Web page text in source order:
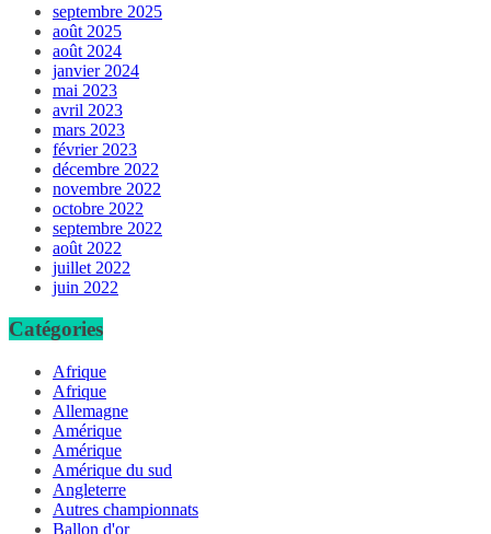
septembre 2025
août 2025
août 2024
janvier 2024
mai 2023
avril 2023
mars 2023
février 2023
décembre 2022
novembre 2022
octobre 2022
septembre 2022
août 2022
juillet 2022
juin 2022
Catégories
Afrique
Afrique
Allemagne
Amérique
Amérique
Amérique du sud
Angleterre
Autres championnats
Ballon d'or